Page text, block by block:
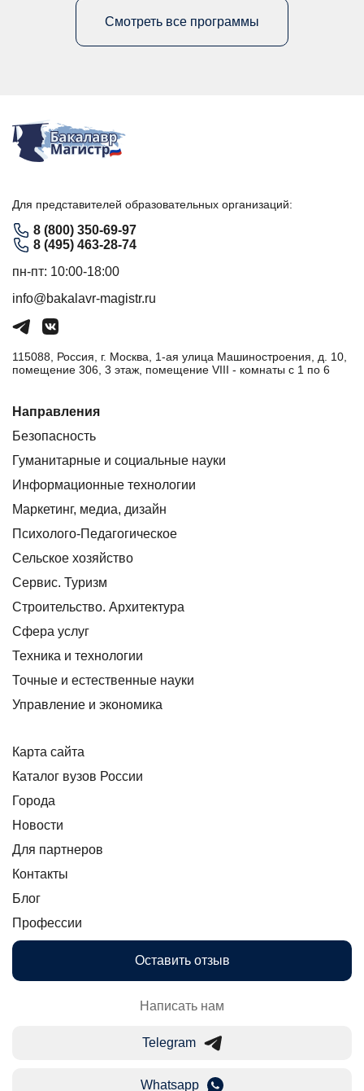
Смотреть все программы
Для представителей образовательных организаций:
8 (800) 350-69-97
8 (495) 463-28-74
пн-пт: 10:00-18:00
info@bakalavr-magistr.ru
115088, Россия, г. Москва, 1-ая улица Машиностроения, д. 10,
помещение 306, 3 этаж, помещение VIII - комнаты с 1 по 6
Направления
Безопасность
Гуманитарные и социальные науки
Информационные технологии
Маркетинг, медиа, дизайн
Психолого-Педагогическое
Сельское хозяйство
Сервис. Туризм
Строительство. Архитектура
Сфера услуг
Техника и технологии
Точные и естественные науки
Управление и экономика
Карта сайта
Каталог вузов России
Города
Новости
Для партнеров
Контакты
Блог
Профессии
Оставить отзыв
Написать нам
Telegram
Whatsapp